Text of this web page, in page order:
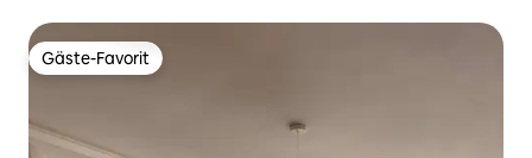
Gäste-Favorit
Gäste-Favorit